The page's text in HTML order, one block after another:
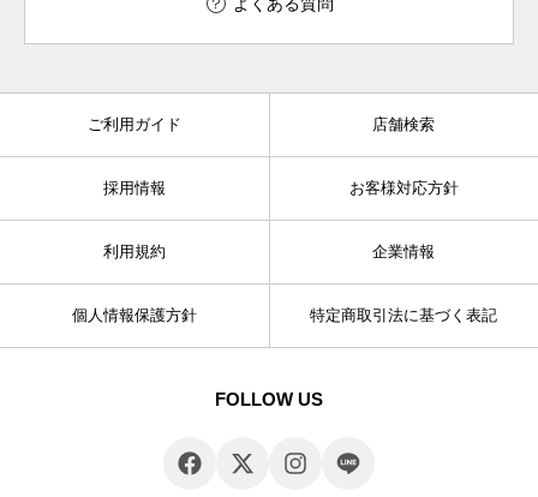
ご利用ガイド 店舗検索
採用情報 お客様対応方針
利用規約 企業情報
個人情報保護方針 特定商取引法に基づく表記
FOLLOW US